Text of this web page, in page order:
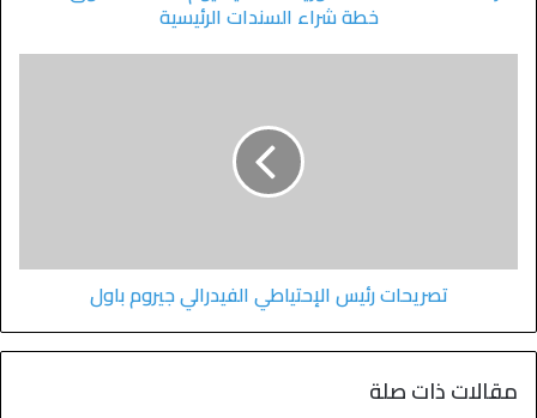
خطة شراء السندات الرئيسية
تصريحات رئيس الإحتياطي الفيدرالي جيروم باول
مقالات ذات صلة